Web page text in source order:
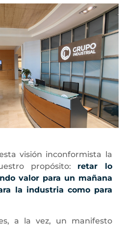
visión inconformista la
propósito: retar lo
valor para un mañana
la industria como para
a la vez, un manifesto